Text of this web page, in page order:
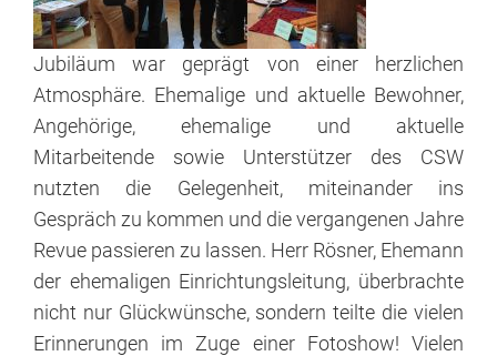
Freiwilligendienst
Praktika
Ehrenamt
Aktuelles
Jubiläum war geprägt von einer herzlichen
Atmosphäre. Ehemalige und aktuelle Bewohner,
Angehörige, ehemalige und aktuelle
Mitarbeitende sowie Unterstützer des CSW
nutzten die Gelegenheit, miteinander ins
Gespräch zu kommen und die vergangenen Jahre
Revue passieren zu lassen. Herr Rösner, Ehemann
der ehemaligen Einrichtungsleitung, überbrachte
nicht nur Glückwünsche, sondern teilte die vielen
Erinnerungen im Zuge einer Fotoshow! Vielen